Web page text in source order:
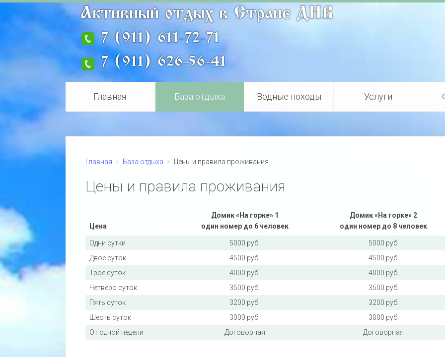
Активный отдых в Стране ДИВ
7 (911) 611-72-71
7 (911) 626-56-41
Главная База отдыха Водные походы Услуги
Главная База отдыха Цены и правила проживания
Цены и правила проживания
Цена
Домик «На горке» 1
один номер до 6 человек
Домик «На горке» 2
один номер до 8 человек
Одни сутки 5000 руб.
5000 руб.
Двое суток
4500 руб.
4500 руб.
Трое суток
4000 руб.
4000 руб.
Четверо суток
3500 руб.
3500 руб.
Пять суток
3200 руб.
3200 руб.
Шесть суток
3000 руб.
3000 руб.
От одной недели
Договорная Договорная